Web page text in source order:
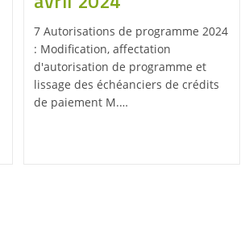
7 Autorisations de programme 2024
: Modification, affectation
d'autorisation de programme et
lissage des échéanciers de crédits
de paiement M.…